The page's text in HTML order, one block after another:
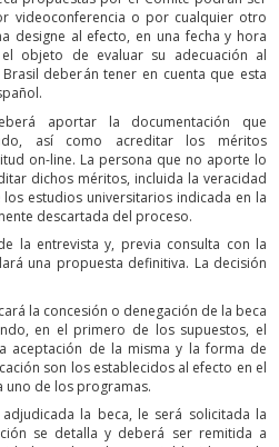
videoconferencia o por cualquier otro
designe al efecto, en una fecha y hora
objeto de evaluar su adecuación al
deberán tener en cuenta que esta
aportar la documentación que
así como acreditar los méritos
on-line. La persona que no aporte lo
dichos méritos, incluida la veracidad
estudios universitarios indicada en la
descartada del proceso.
la entrevista y, previa consulta con la
una propuesta definitiva. La decisión
la concesión o denegación de la beca
en el primero de los supuestos, el
aceptación de la misma y la forma de
son los establecidos al efecto en el
uno de los programas.
la beca, le será solicitada la
se detalla y deberá ser remitida a